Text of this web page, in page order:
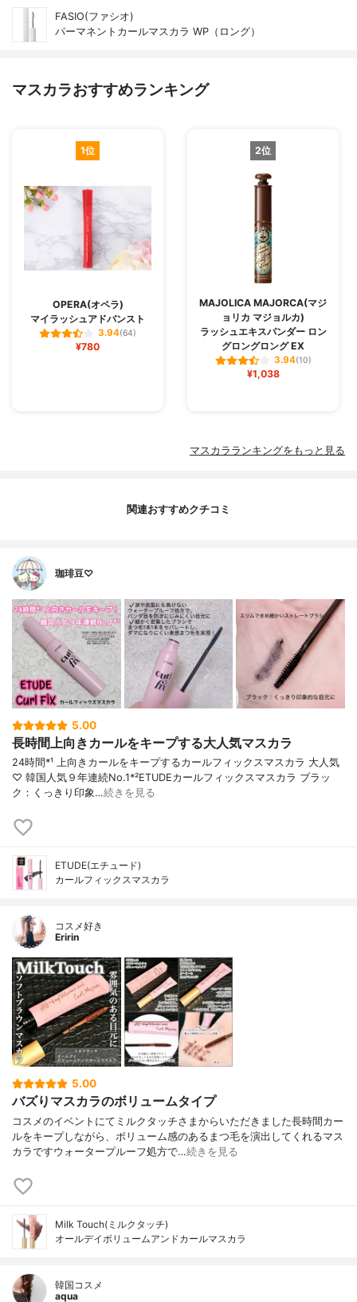
FASIO(ファシオ)
パーマネントカールマスカラ WP（ロング）
マスカラおすすめランキング
1位
OPERA(オペラ)
マイラッシュアドバンスト
3.94(64)
¥780
2位
MAJOLICA MAJORCA(マジ
ョリカ マジョルカ)
ラッシュエキスパンダー ロン
グロングロング EX
3.94(10)
¥1,038
マスカラランキングをもっと見る
関連おすすめクチコミ
珈琲豆♡
5.00
長時間上向きカールをキープする大人気マスカラ
24時間*¹ 上向きカールをキープするカールフィックスマスカラ 大人気
♡ 韓国人気９年連続No.1*²ETUDEカールフィックスマスカラ ブラッ
ク：くっきり印象…続きを見る
ETUDE(エチュード)
カールフィックスマスカラ
コスメ好き
Eririn
5.00
バズりマスカラのボリュームタイプ
コスメのイベントにてミルクタッチさまからいただきました長時間カー
ルをキープしながら、ボリューム感のあるまつ毛を演出してくれるマス
カラですウォータープルーフ処方で…続きを見る
Milk Touch(ミルクタッチ)
オールデイボリュームアンドカールマスカラ
韓国コスメ
aqua